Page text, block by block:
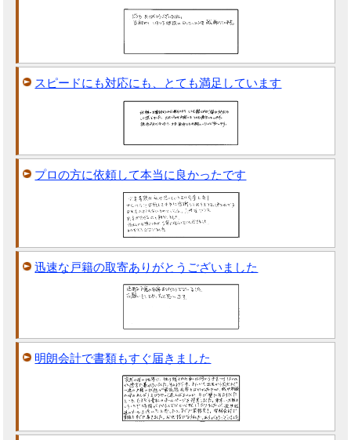
スピードにも対応にも、とても満足しています
プロの方に依頼して本当に良かったです
迅速な戸籍の取寄ありがとうございました
明朗会計で書類もすぐ届きました